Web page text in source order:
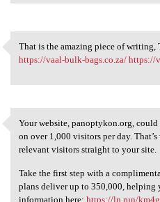
That is the amazing piece of
That is the amazing piece of writing,
https://vaal-bulk-bags.co.za/ https://
Your website,
Your website, panoptykon.org,
on over 1,000 visitors per day.
relevant visitors straight to your site.
Take the first step with a
plans deliver up to 350,000, helping
information here:https://ln.run/